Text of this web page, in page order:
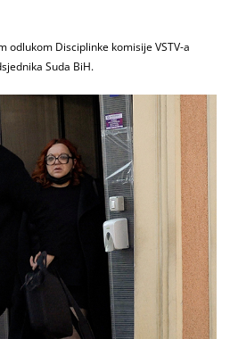
odlukom Disciplinke komisije VSTV-a
Suda BiH.